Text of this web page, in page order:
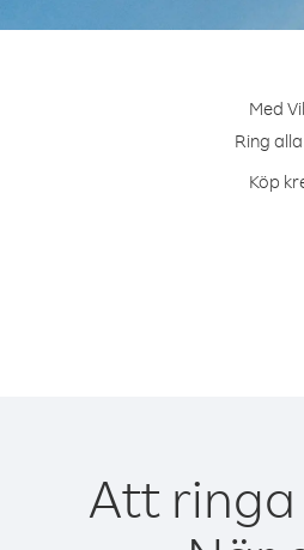
Med
Ring
Köp
Att ringa